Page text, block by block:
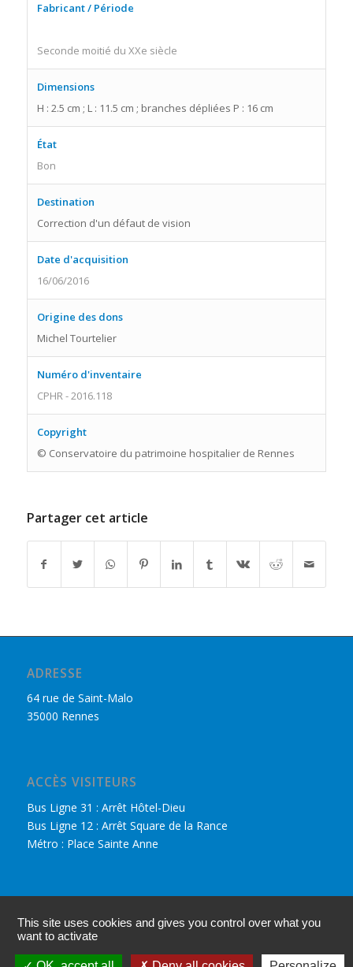
Fabricant / Période
Seconde moitié du XXe siècle
Dimensions
H : 2.5 cm ; L : 11.5 cm ; branches dépliées P : 16 cm
État
Bon
Destination
Correction d'un défaut de vision
Date d'acquisition
16/06/2016
Origine des dons
Michel Tourtelier
Numéro d'inventaire
CPHR - 2016.118
Copyright
© Conservatoire du patrimoine hospitalier de Rennes
Partager cet article
ADRESSE
64 rue de Saint-Malo
35000 Rennes
ACCÈS VISITEURS
Bus Ligne 31 : Arrêt Hôtel-Dieu
Bus Ligne 12 : Arrêt Square de la Rance
Métro : Place Sainte Anne
Nous retrouver sur Facebook
Accès adhérents
This site uses cookies and gives you control over what you
want to activate